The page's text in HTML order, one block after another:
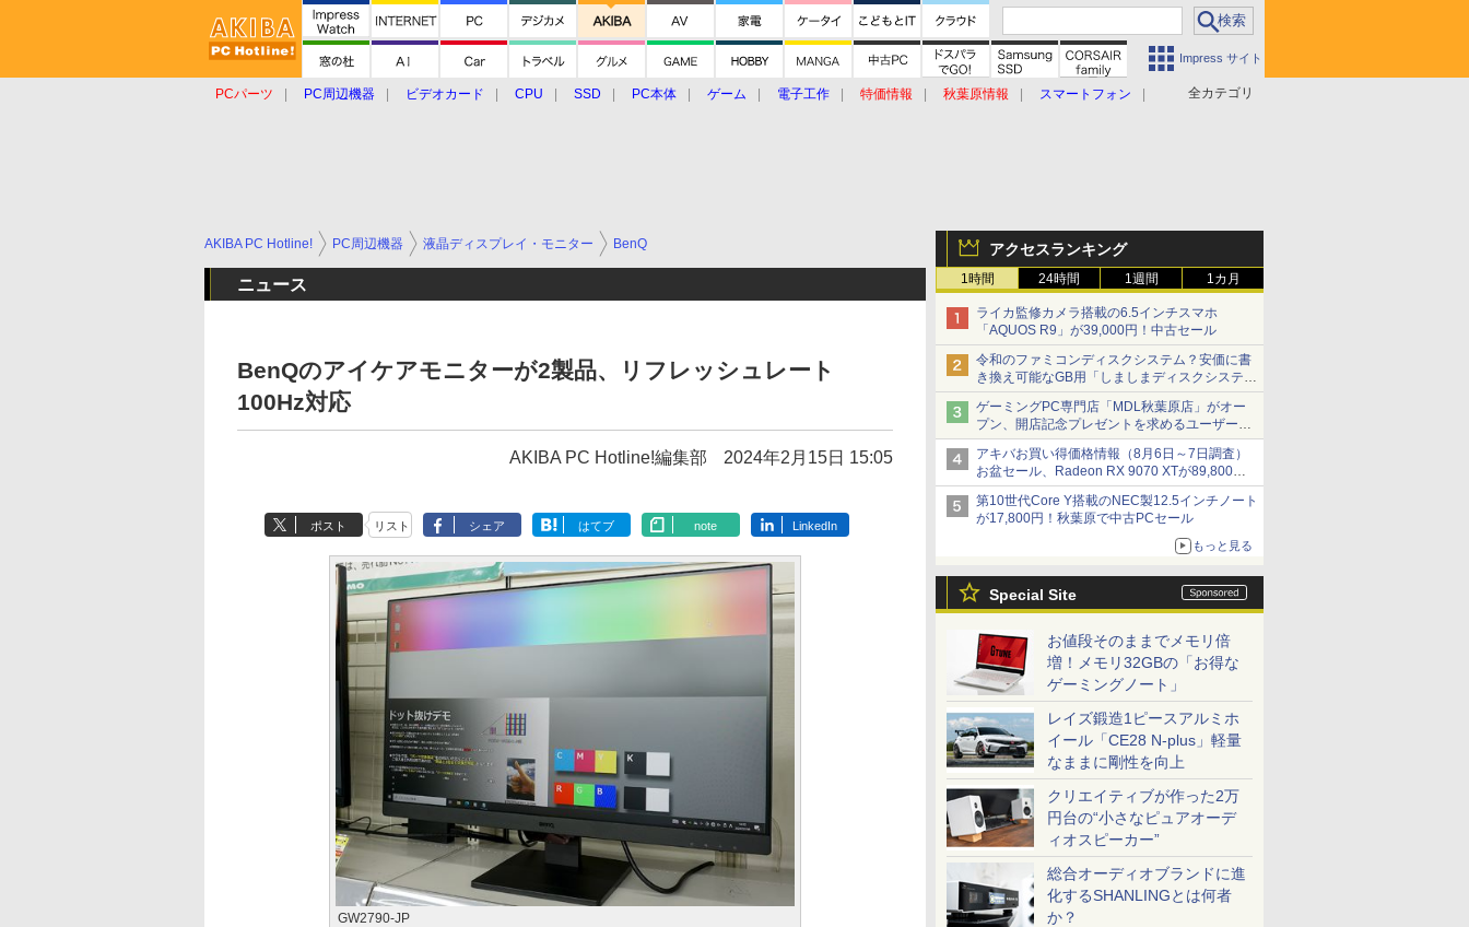
Impress サイト
全カテゴリ
PCパーツ PC周辺機器 ビデオカード CPU SSD PC本体 ゲーム 電子工作 特価情報 秋葉原情報
スマートフォン
アクセスランキング
1時間 24時間 1週間 1カ月
ライカ監修カメラ搭載の6.5インチスマホ
「AQUOS R9」が39,000円！中古セール
令和のファミコンディスクシステム？安価に書
き換え可能なGB用「しましまディスクシステ
ム」
ゲーミングPC専門店「MDL秋葉原店」がオー
プン、開店記念プレゼントを求めるユーザーが
押し寄せ長蛇の列に
アキバお買い得価格情報（8月6日～7日調査）
お盆セール、Radeon RX 9070 XTが89,800
円、水平周波数24.8kHz対応の17型モニターが
9,801円、暑さ指数連動セール ほか
第10世代Core Y搭載のNEC製12.5インチノート
が17,800円！秋葉原で中古PCセール
もっと見る
Special Site
お値段そのままでメモリ倍
増！メモリ32GBの「お得な
ゲーミングノート」
レイズ鍛造1ピースアルミホ
イール「CE28 N-plus」軽量
なままに剛性を向上
クリエイティブが作った2万
円台の“小さなピュアオーデ
ィオスピーカー”
総合オーディオブランドに進
化するSHANLINGとは何者
か？
AKIBA PC Hotline! PC周辺機器 液晶ディスプレイ・モニター BenQ
ニュース
BenQのアイケアモニターが2製品、リフレッシュレート
100Hz対応
AKIBA PC Hotline!編集部 2024年2月15日 15:05
ポスト リスト シェア はてブ note LinkedIn
GW2790-JP